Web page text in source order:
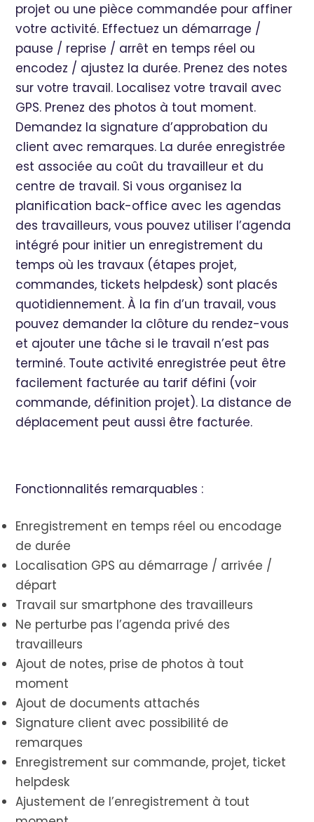
projet ou une pièce commandée pour affiner
votre activité. Effectuez un démarrage /
pause / reprise / arrêt en temps réel ou
encodez / ajustez la durée. Prenez des notes
sur votre travail. Localisez votre travail avec
GPS. Prenez des photos à tout moment.
Demandez la signature d’approbation du
client avec remarques. La durée enregistrée
est associée au coût du travailleur et du
centre de travail. Si vous organisez la
planification back-office avec les agendas
des travailleurs, vous pouvez utiliser l’agenda
intégré pour initier un enregistrement du
temps où les travaux (étapes projet,
commandes, tickets helpdesk) sont placés
quotidiennement. À la fin d’un travail, vous
pouvez demander la clôture du rendez-vous
et ajouter une tâche si le travail n’est pas
terminé. Toute activité enregistrée peut être
facilement facturée au tarif défini (voir
commande, définition projet). La distance de
déplacement peut aussi être facturée.
Fonctionnalités remarquables :
Enregistrement en temps réel ou encodage
de durée
Localisation GPS au démarrage / arrivée /
départ
Travail sur smartphone des travailleurs
Ne perturbe pas l’agenda privé des
travailleurs
Ajout de notes, prise de photos à tout
moment
Ajout de documents attachés
Signature client avec possibilité de
remarques
Enregistrement sur commande, projet, ticket
helpdesk
Ajustement de l’enregistrement à tout